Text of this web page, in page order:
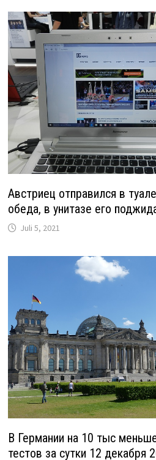
Австриец отправился в
обеда, в унитазе его
Juli 5, 2021
В Германии на 10 тыс
тестов за сутки 12 декабря